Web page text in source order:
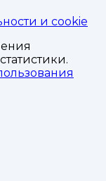
и cookie